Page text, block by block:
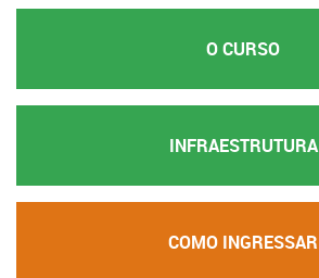
O CURSO
INFRAESTRUTURA
COMO INGRESSAR